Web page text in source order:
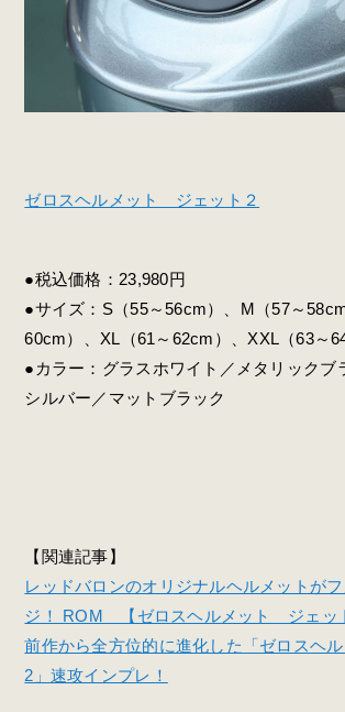
ゼロスヘルメット ジェット２
●税込価格：23,980円
●サイズ：S（55～56cm）、M（57～
60cm）、XL（61～62cm）、XXL（63～
●カラー：グラスホワイト／メタリックブ
シルバー／マットブラック
【関連記事】
レッドバロンのオリジナルヘルメットが
ジ！ ROM 【ゼロスヘルメット ジェッ
前作から全方位的に進化した「ゼロスヘ
2」速攻インプレ！